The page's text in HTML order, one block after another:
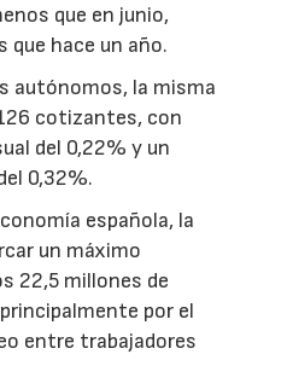
que en junio,
que hace un año.
autónomos, la misma
cotizantes, con
del 0,22% y un
0,32%.
española, la
un máximo
22,5 millones de
por el
entre trabajadores